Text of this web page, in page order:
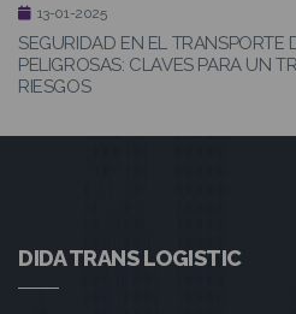
13-01-2025
SEGURIDAD EN EL TRANSPORTE
PELIGROSAS: CLAVES PARA UN
RIESGOS
DIDA TRANS LOGISTIC